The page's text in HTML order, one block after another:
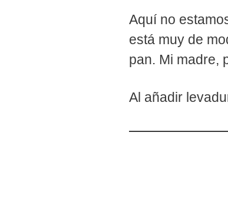
Aquí no
está muy de
pan. Mi madre,
Al añadir